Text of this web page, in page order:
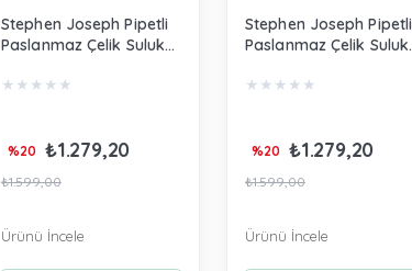
Stephen Joseph Pipetli
Paslanmaz Çelik Suluk
SJ117534
★ ★ ★ ★ ★
₺1.279,20
₺1.599,00
%20
Ürünü İncele
Stephen Joseph Pipetli
Paslanmaz Çelik Suluk
★ ★ ★ ★ ★
₺1.279,20
₺1.599,00
%20
Ürünü İncele